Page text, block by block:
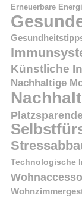
Erneuerbare
Künstliche
Nachhaltige
Technologische